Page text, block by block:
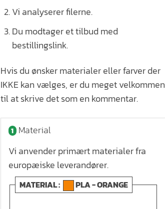
Vi analyserer filerne.
Du modtager et tilbud med
bestillingslink.
Hvis du ønsker materialer eller farver der
IKKE kan vælges, er du meget velkommen
til at skrive det som en kommentar.
1 Material
Vi anvender primært materialer fra
europæiske leverandører.
MATERIAL : PLA - ORANGE